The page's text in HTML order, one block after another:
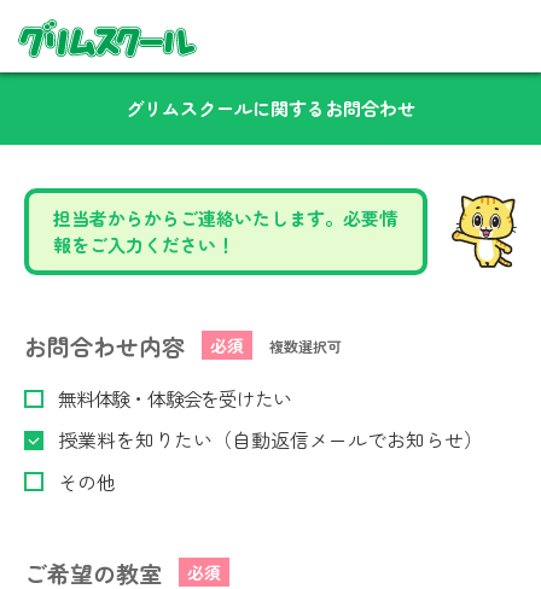
グリムスクールに関するお問合わせ
担当者からからご連絡いたします。必要情
報をご入力ください！
お問合わせ内容 必須 複数選択可
無料体験・体験会を受けたい
授業料を知りたい（自動返信メールでお知らせ）
その他
ご希望の教室 必須